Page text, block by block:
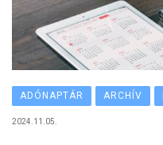
ADÓNAPTÁR ARCHÍV
2024.11.05.